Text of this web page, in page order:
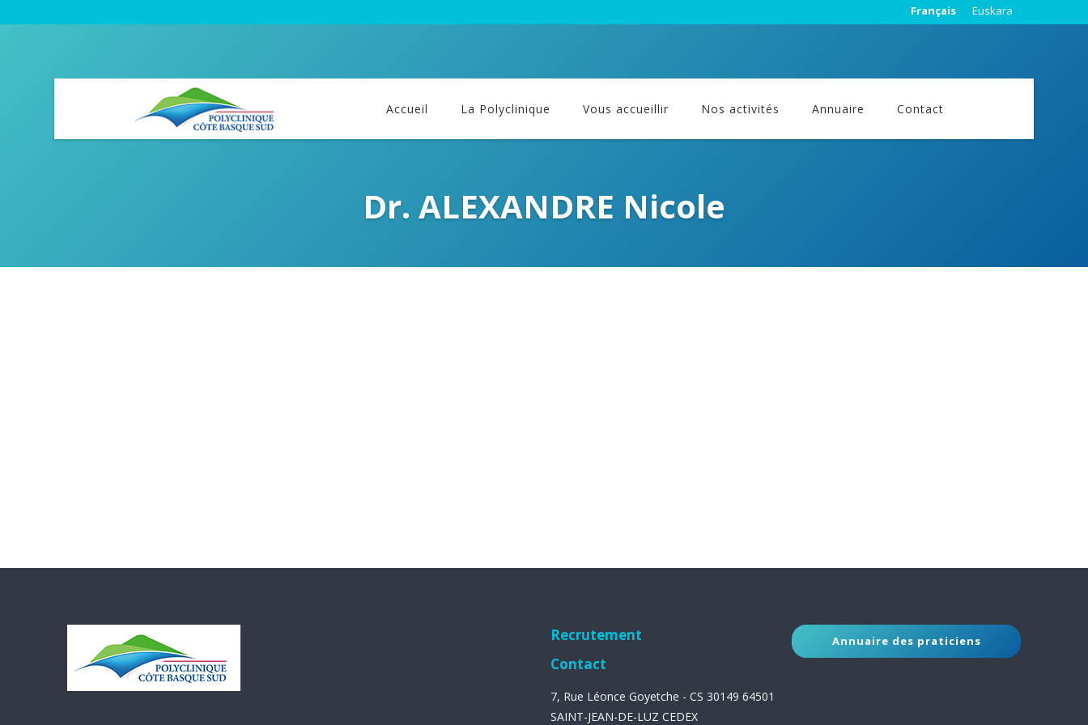
Français Euskara
Accueil La Polyclinique Vous accueillir Nos activités Annuaire Contact
Dr. ALEXANDRE Nicole
Recrutement
Contact
7, Rue Léonce Goyetche - CS 30149 64501
SAINT-JEAN-DE-LUZ CEDEX
Annuaire des praticiens